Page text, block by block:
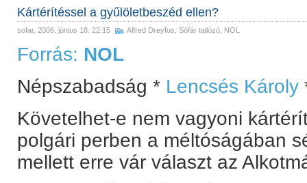
Kártérítéssel a gyűlöletbeszéd ellen?
sofar, 2006. június 18. 22:15 Alfred Dreyfus Sófár tallózó NOL
Forrás: NOL
Népszabadság * Lencsés Károly
Követelhet-e nem vagyoni
polgári perben a méltóságában
mellett erre vár választ az